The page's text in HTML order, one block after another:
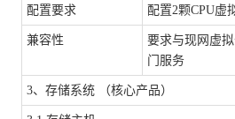
配置要求 配置2颗CPU虚
兼容性
要求与现网虚
门服务
3、存储系统 （核心产品）